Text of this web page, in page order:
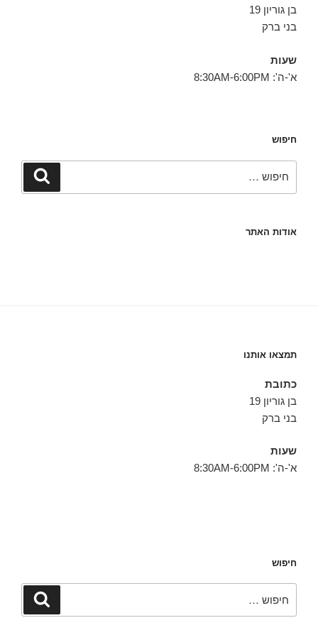
בן גוריון 19
בני ברק
שעות
א'-ה': 8:30AM-6:00PM
חיפוש
חיפוש
אודות האתר
תמצאו אותנו
כתובת
בן גוריון 19
בני ברק
שעות
א'-ה': 8:30AM-6:00PM
חיפוש
חיפוש